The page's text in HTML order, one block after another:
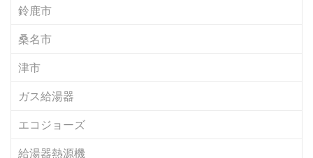
鈴鹿市
桑名市
津市
ガス給湯器
エコジョーズ
給湯器熱源機